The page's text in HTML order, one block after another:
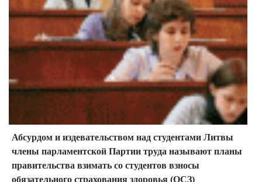
Абсурдом и издевательством над студентами Литвы
члены парламентской Партии труда называют планы
правительства взимать со студентов взносы
обязательного страхования здоровья (ОСЗ)